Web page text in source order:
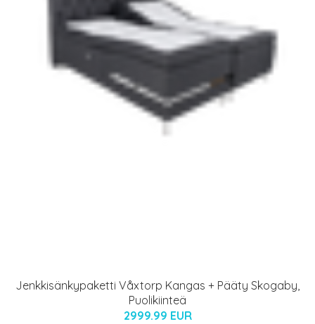
Jenkkisänkypaketti Våxtorp Kangas + Pääty Skogaby,
Puolikiinteä
2999.99 EUR